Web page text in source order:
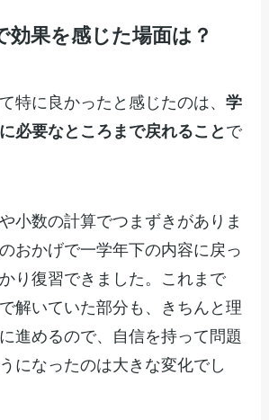
効果を感じた場面は？
特に良かったと感じたのは、学
必要なところまで戻れること で
小数の計算でつまずきがありま
おかげで一学年下の内容に戻っ
り復習できました。これまで
解いていた部分も、きちんと理
進めるので、自信を持って問題
になったのは大きな変化でし